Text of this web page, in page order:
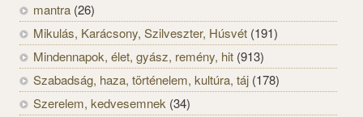
mantra (26)
Mikulás, Karácsony, Szilveszter, Húsvét (191)
Mindennapok, élet, gyász, remény, hit (913)
Szabadság, haza, történelem, kultúra, táj (178)
Szerelem, kedvesemnek (34)